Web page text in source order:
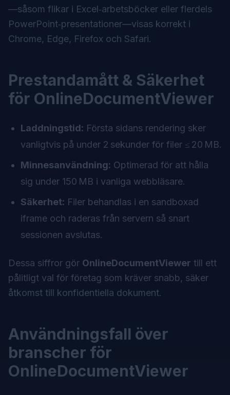
—såsom flikar i Excel‑arbetsböcker eller flerdels
PowerPoint‑presentationer—visas korrekt i
Chrome, Edge, Firefox och Safari.
Prestandamått & Säkerhet
för OnlineDocumentViewer
Laddningstid: Första sidans rendering sker
vanligtvis på under 2 sekunder för filer ≤ 20 MB.
Minnesanvändning: Optimerad för att hålla
sig under 150 MB i vanliga webbläsare.
Säkerhet: Filer behandlas i en sandboxad
iframe och raderas från servern så snart
sessionen avslutas.
Dessa siffror gör OnlineDocumentViewer till ett
pålitligt val för företag som kräver snabb, säker
åtkomst till konfidentiella dokument.
Användningsfall över
branscher för
OnlineDocumentViewer